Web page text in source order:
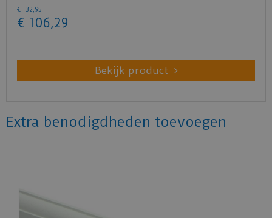
€ 132,95
€ 106,29
Bekijk product
Extra benodigdheden toevoegen